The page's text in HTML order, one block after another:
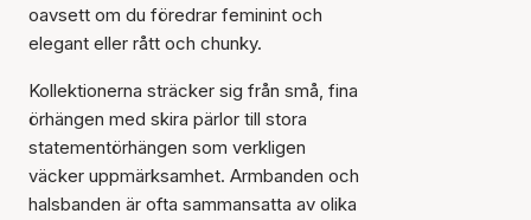
oavsett om du föredrar feminint och
elegant eller rått och chunky.
Kollektionerna sträcker sig från små, fina
örhängen med skira pärlor till stora
statementörhängen som verkligen
väcker uppmärksamhet. Armbanden och
halsbanden är ofta sammansatta av olika